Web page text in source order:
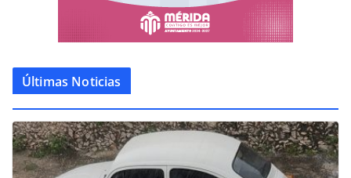
Últimas Noticias